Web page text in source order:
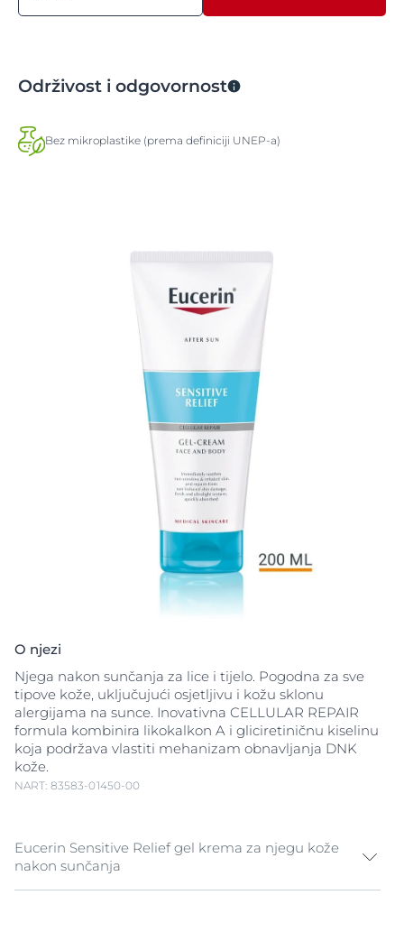
Održivost i odgovornost
Bez mikroplastike (prema definiciji UNEP-a)
O njezi
Njega nakon sunčanja za lice i tijelo. Pogodna za sve
tipove kože, uključujući osjetljivu i kožu sklonu
alergijama na sunce. Inovativna CELLULAR REPAIR
formula kombinira likokalkon A i gliciretiničnu kiselinu
koja podržava vlastiti mehanizam obnavljanja DNK
kože.
NART: 83583-01450-00
Eucerin Sensitive Relief gel krema za njegu kože
nakon sunčanja